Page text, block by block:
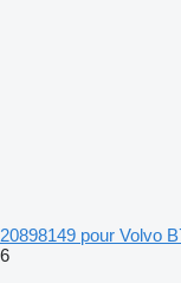
20898149 pour Volvo
6